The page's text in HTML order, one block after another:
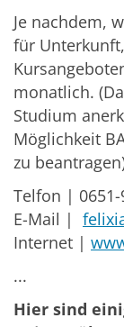
Je nachdem,
für
monatlich.
Studium
Möglichkeit
zu
Telfon | 0651-
E-Mail |
Internet |
...
Hier sind